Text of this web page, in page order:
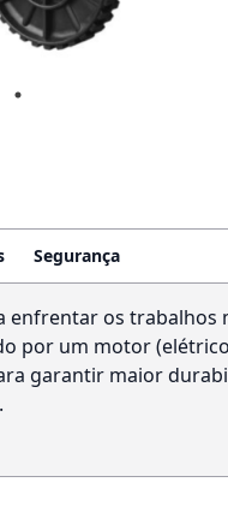
Segurança
enfrentar os
por um motor
garantir maior